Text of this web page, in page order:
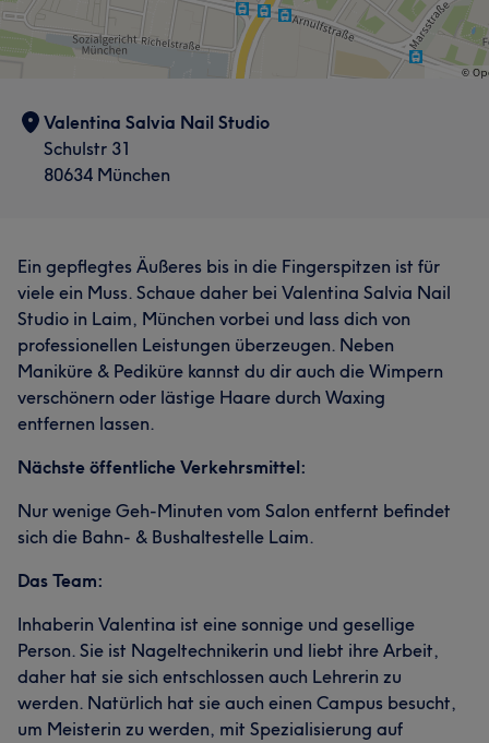
Valentina Salvia Nail Studio
Schulstr 31
80634 München
Ein gepflegtes Äußeres bis in die Fingerspitzen ist für
viele ein Muss. Schaue daher bei Valentina Salvia Nail
Studio in Laim, München vorbei und lass dich von
professionellen Leistungen überzeugen. Neben
Maniküre & Pediküre kannst du dir auch die Wimpern
verschönern oder lästige Haare durch Waxing
entfernen lassen.
Nächste öffentliche Verkehrsmittel:
Nur wenige Geh-Minuten vom Salon entfernt befindet
sich die Bahn- & Bushaltestelle Laim.
Das Team:
Inhaberin Valentina ist eine sonnige und gesellige
Person. Sie ist Nageltechnikerin und liebt ihre Arbeit,
daher hat sie sich entschlossen auch Lehrerin zu
werden. Natürlich hat sie auch einen Campus besucht,
um Meisterin zu werden, mit Spezialisierung auf